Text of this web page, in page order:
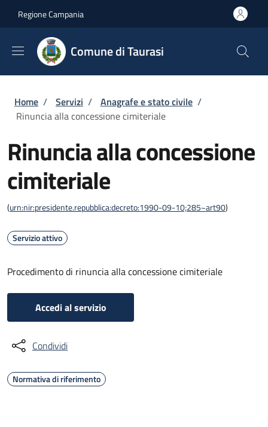
Regione Campania
Comune di Taurasi
Briciole di pane
Home / Servizi / Anagrafe e stato civile /
Rinuncia alla concessione cimiteriale
Rinuncia alla concessione
cimiteriale
(urn:nir:presidente.repubblica:decreto:1990-09-10;285~art90)
Servizio attivo
Procedimento di rinuncia alla concessione cimiteriale
Accedi al servizio
Condividi
Normativa di riferimento